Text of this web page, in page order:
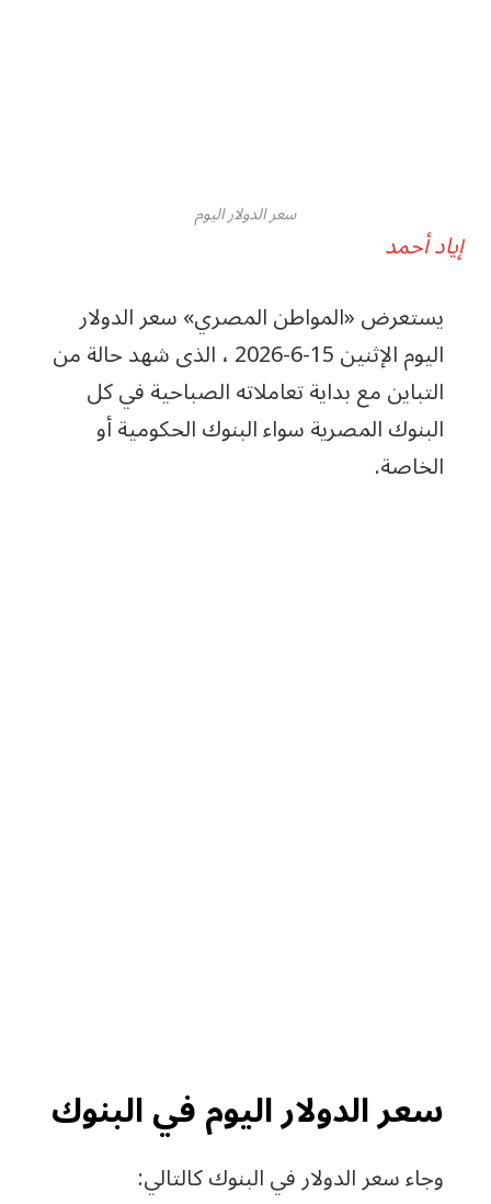
سعر الدولار اليوم
إياد أحمد
يستعرض «المواطن المصري» سعر الدولار
اليوم الإثنين 15-6-2026 ، الذى شهد حالة من
التباين مع بداية تعاملاته الصباحية في كل
البنوك المصرية سواء البنوك الحكومية أو
الخاصة.
سعر الدولار اليوم في البنوك
وجاء سعر الدولار في البنوك كالتالي: